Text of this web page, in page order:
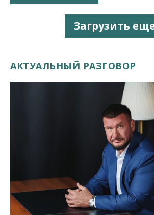
Загрузить
АКТУАЛЬНЫЙ РАЗГОВОР